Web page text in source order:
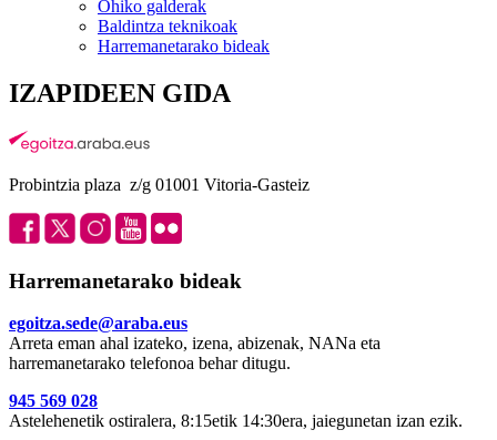
Ohiko galderak
Baldintza teknikoak
Harremanetarako bideak
IZAPIDEEN GIDA
Probintzia plaza z/g 01001 Vitoria-Gasteiz
Harremanetarako bideak
egoitza.sede@araba.eus
Arreta eman ahal izateko, izena, abizenak, NANa eta
harremanetarako telefonoa behar ditugu.
945 569 028
Astelehenetik ostiralera, 8:15etik 14:30era, jaiegunetan izan ezik.